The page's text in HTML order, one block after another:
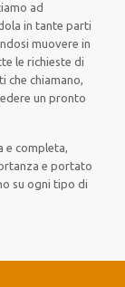
ad
in tante parti
muovere in
le richieste di
che chiamano,
un pronto
e completa,
e portato
su ogni tipo di